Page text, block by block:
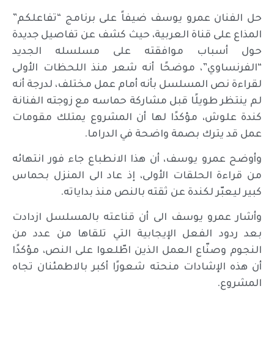
حل الفنان عمرو يوسف ضيفاً على برنامج “تفاعلكم”
المذاع على قناة العربية، حيث كشف عن تفاصيل جديدة
حول أسباب موافقته على مسلسله الجديد
“الفرنساوي”، موضحًا أنه شعر منذ اللحظات الأولى
لقراءة نص المسلسل بأنه أمام عمل مختلف، لدرجة أنه
لم ينتظر طويلًا قبل مشاركة حماسه مع زوجته الفنانة
كندة علوش، مؤكدًا لها أن المشروع يمتلك مقومات
عمل قد يترك بصمة واضحة في الدراما.
وأوضح عمرو يوسف، أن هذا الانطباع جاء فور انتهائه
من قراءة الحلقات الأولى، إذ عاد الى المنزل بحماس
كبير ليعبّر لكندة عن ثقته بالنص منذ بداياته.
وأشار عمرو يوسف الى أن قناعته بالمسلسل ازدادت
بعد ردود الفعل الإيجابية التي تلقاها من عدد من
النجوم وصنّاع العمل الذين اطّلعوا على النص، مؤكدًا
أن هذه الإشادات منحته شعورًا أكبر بالاطمئنان تجاه
المشروع.